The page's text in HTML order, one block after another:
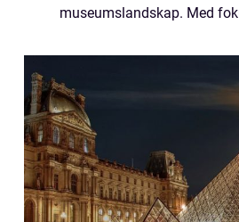
museumslandskap. Med
inspirerande upplevelse för
åldrar. I denna artike...